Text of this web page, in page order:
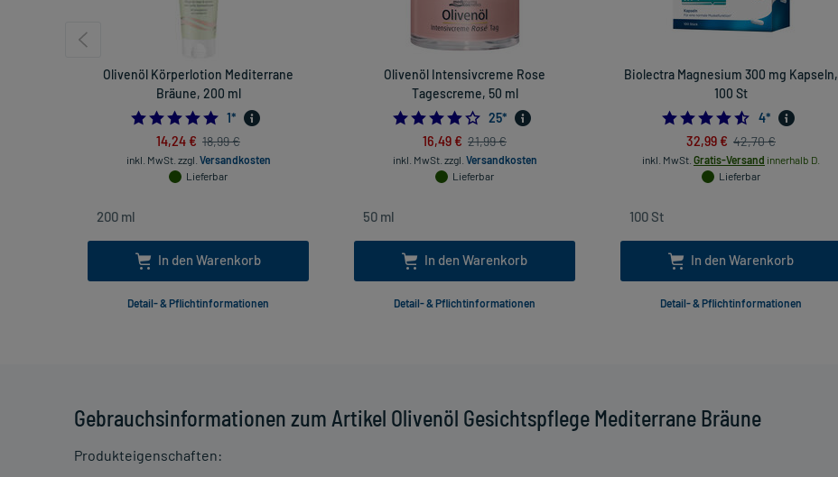
Gebrauchsinformationen zum Artikel Olivenöl Gesichtspflege Mediterrane Bräune
Produkteigenschaften:
Olivenöl Körperlotion Mediterrane
Bräune, 200 ml
5.0
1*
14,24 € 18,99 €
inkl. MwSt. zzgl. Versandkosten
Lieferbar
In den Warenkorb
Detail- & Pflichtinformationen
Olivenöl Intensivcreme Rose
Tagescreme, 50 ml
4.24
25*
16,49 € 21,99 €
inkl. MwSt. zzgl. Versandkosten
Lieferbar
In den Warenkorb
Detail- & Pflichtinformationen
Biolectra Magnesium 300 mg Kapseln,
100 St
4.5
4*
32,99 € 42,70 €
inkl. MwSt. Gratis-Versand innerhalb D.
Lieferbar
In den Warenkorb
Detail- & Pflichtinformationen